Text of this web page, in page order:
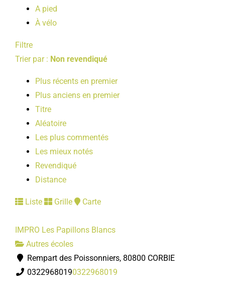
A pied
À vélo
Filtre
Trier par : Non revendiqué
Plus récents en premier
Plus anciens en premier
Titre
Aléatoire
Les plus commentés
Les mieux notés
Revendiqué
Distance
Liste Grille Carte
IMPRO Les Papillons Blancs
Autres écoles
Rempart des Poissonniers, 80800 CORBIE
03229680190322968019